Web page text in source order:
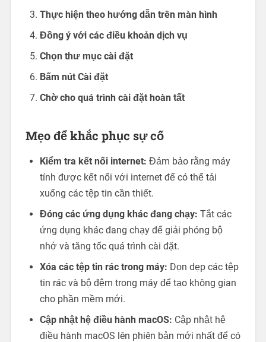
Thực hiện theo hướng dẫn trên màn hình
Đồng ý với các điều khoản dịch vụ
Chọn thư mục cài đặt
Bấm nút Cài đặt
Chờ cho quá trình cài đặt hoàn tất
Mẹo để khắc phục sự cố
Kiểm tra kết nối internet: Đảm bảo rằng máy
tính được kết nối với internet để có thể tải
xuống các tệp tin cần thiết.
Đóng các ứng dụng khác đang chạy: Tắt các
ứng dụng khác đang chạy để giải phóng bộ
nhớ và tăng tốc quá trình cài đặt.
Xóa các tệp tin rác trong máy: Dọn dẹp các tệp
tin rác và bộ đệm trong máy để tạo không gian
cho phần mềm mới.
Cập nhật hệ điều hành macOS: Cập nhật hệ
điều hành macOS lên phiên bản mới nhất để có